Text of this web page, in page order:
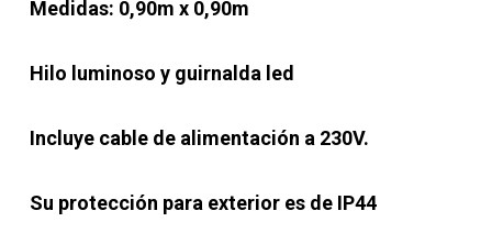
Medidas: 0,90m x 0,90m
Hilo luminoso y guirnalda led
Incluye cable de alimentación a 230V.
Su protección para exterior es de IP44